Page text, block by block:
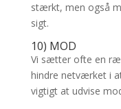
stærkt, men også
sigt.
10) MOD
Vi sætter ofte en
hindre netværket i
vigtigt at udvise